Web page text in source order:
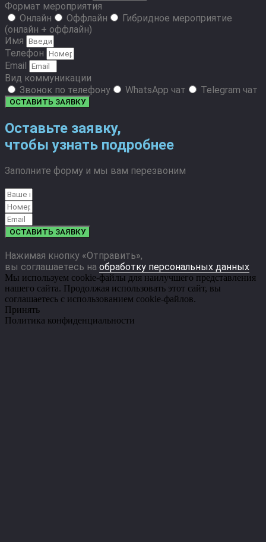
Формат мероприятия
Онлайн
Оффлайн
Гибридное мероприятие
(онлайн + оффлайн)
Имя
Телефон
Email
Вид коммуникации
Звонок по телефону
WhatsApp чат Telegram чат
ОСТАВИТЬ ЗАЯВКУ
Оставьте заявку,
чтобы узнать подробнее
Заполните форму и мы вам перезвоним
ОСТАВИТЬ ЗАЯВКУ
Нажимая кнопку «Отправить»,
вы соглашаетесь на обработку персональных данных
Мы используем cookie-файлы для наилучшего представления
нашего сайта. Продолжая использовать этот сайт, вы
соглашаетесь с использованием cookie-файлов.
Принять
Политика конфиденциальности